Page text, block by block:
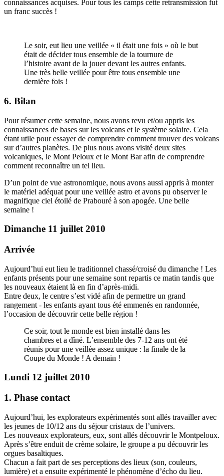
connaissances acquises. Pour tous les camps cette retransmission fut
un franc succès !
Le soir, eut lieu une veillée « il était une fois » où le but
était de décider tous ensemble de la tournure de
l’histoire avant de la jouer devant les autres enfants.
Une très belle veillée pour être tous ensemble une
dernière fois !
6. Bilan
Pour résumer cette semaine, nous avons revu et/ou appris les
connaissances de bases sur les volcans et le système solaire. Cela
étant utile pour essayer de comprendre comment trouver des volcans
sur d’autres planètes. De plus nous avons visité deux sites
volcaniques, le Mont Peloux et le Mont Bar afin de comprendre
comment reconnaître un tel lieu.
D’un point de vue astronomique, nous avons aussi appris à monter
le matériel adéquat pour une veillée astro et avons pu observer le
magnifique ciel étoilé de Prabouré à son apogée. Une belle
semaine !
Dimanche 11 juillet 2010
Arrivée
Aujourd’hui eut lieu le traditionnel chassé/croisé du dimanche ! Les
enfants présents pour une semaine sont repartis ce matin tandis que
les nouveaux étaient là en fin d’après-midi.
Entre deux, le centre s’est vidé afin de permettre un grand
rangement - les enfants ayant tous été emmenés en randonnée,
l’occasion de découvrir cette belle région !
Ce soir, tout le monde est bien installé dans les
chambres et a dîné. L’ensemble des 7-12 ans ont été
réunis pour une veillée assez unique : la finale de la
Coupe du Monde ! A demain !
Lundi 12 juillet 2010
1. Phase contact
Aujourd’hui, les explorateurs expérimentés sont allés travailler avec
les jeunes de 10/12 ans du séjour cristaux de l’univers.
Les nouveaux explorateurs, eux, sont allés découvrir le Montpeloux.
Après s’être enduit de crème solaire, le groupe a pu découvrir les
orgues basaltiques.
Chacun a fait part de ses perceptions des lieux (son, couleurs,
lumière) et a ensuite expérimenté le phénomène d’écho du lieu.